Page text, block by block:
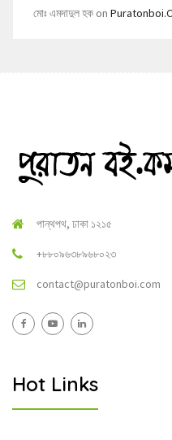
মোঃ এমদাদুল হক on
পান্থপথ, ঢাকা ১২১৫
+৮৮০৯৬৩৮৯৬৮০২৩
contact@puratonboi.com
Hot Links